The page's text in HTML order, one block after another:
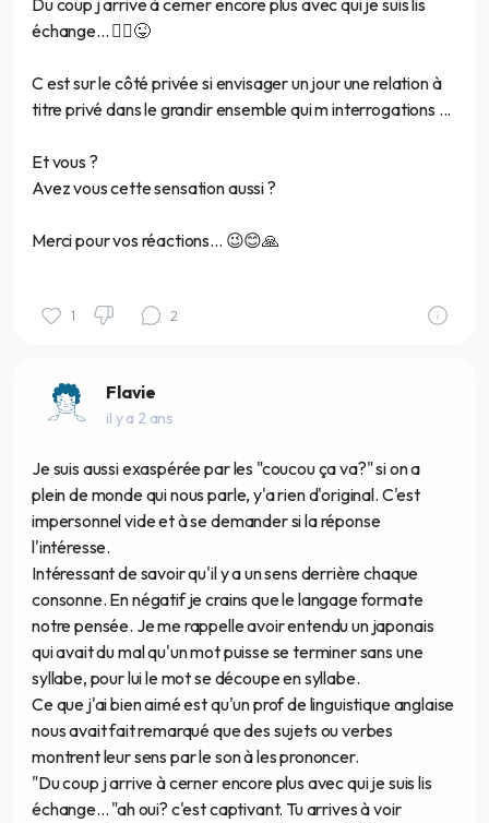
échange... 🤷‍♀️😜
C est sur le côté privée si envisager un jour une relation à
titre privé dans le grandir ensemble qui m interrogations ...
Et vous ?
Avez vous cette sensation aussi ?
Merci pour vos réactions... 😉😊🙏
1 2
Flavie
il y a 2 ans
Je suis aussi exaspérée par les "coucou ça va?" si on a
plein de monde qui nous parle, y'a rien d'original. C'est
impersonnel vide et à se demander si la réponse
l'intéresse.
Intéressant de savoir qu'il y a un sens derrière chaque
consonne. En négatif je crains que le langage formate
notre pensée. Je me rappelle avoir entendu un japonais
qui avait du mal qu'un mot puisse se terminer sans une
syllabe, pour lui le mot se découpe en syllabe.
Ce que j'ai bien aimé est qu'un prof de linguistique anglaise
nous avait fait remarqué que des sujets ou verbes
montrent leur sens par le son à les prononcer.
"Du coup j arrive à cerner encore plus avec qui je suis lis
échange... "ah oui? c'est captivant. Tu arrives à voir